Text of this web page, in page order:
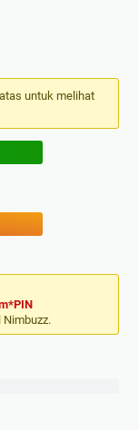
untuk melihat
Nimbuzz.